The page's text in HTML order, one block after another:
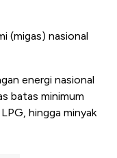
(migas) nasional
energi nasional
batas minimum
hingga minyak